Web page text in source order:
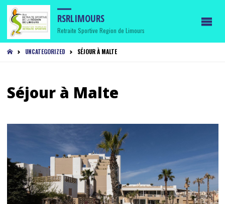
RSRLIMOURS
Retraite Sportive Region de Limours
HOMEUNCATEGORIZED SÉJOUR À MALTE
Séjour à Malte